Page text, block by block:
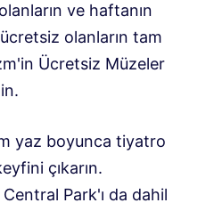
ve haftanın
olanların tam
Ücretsiz Müzeler
yaz boyunca tiyatro
çıkarın.
Park'ı da dahil